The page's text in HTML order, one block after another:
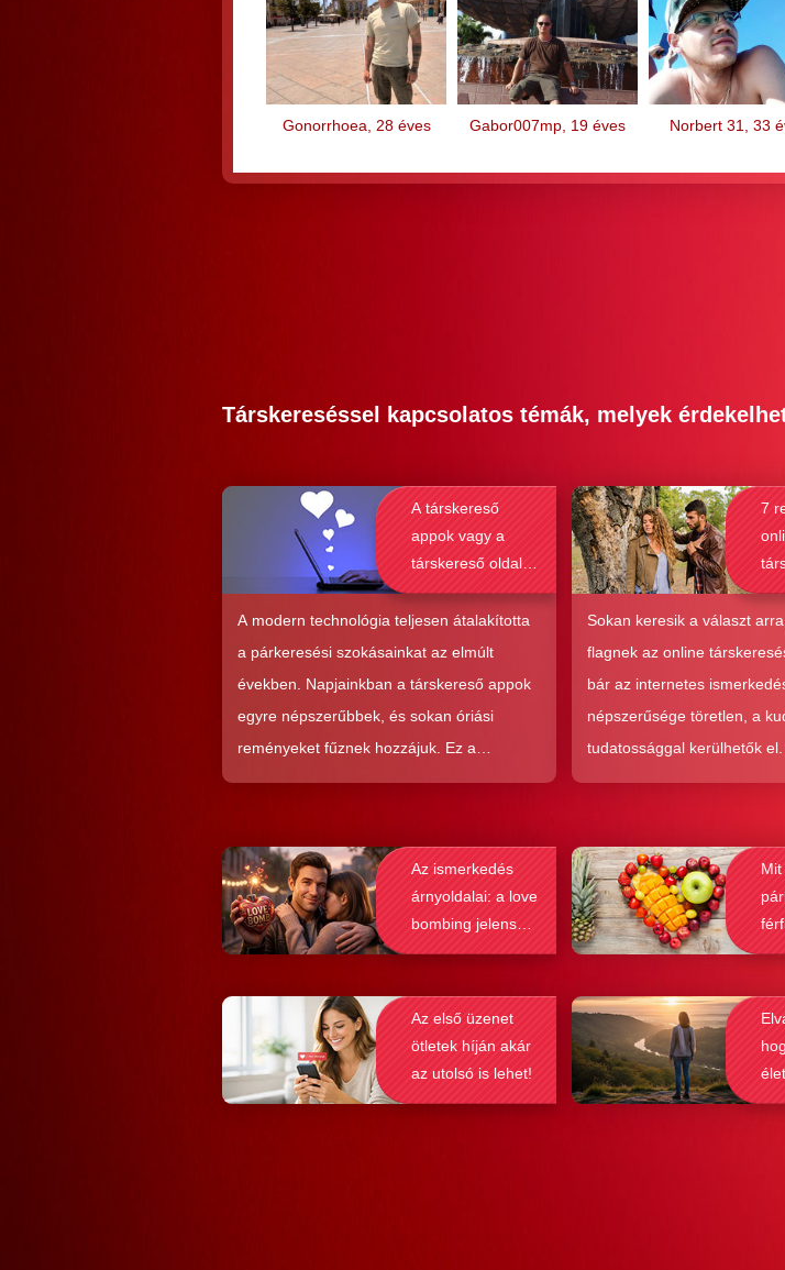
Gonorrhoea, 28 éves Gabor007mp, 19 éves Norbert 31, 33
Társkereséssel kapcsolatos témák, melyek
A társkereső
appok vagy a
társkereső oldalak
alkalmasabbak a
komoly kapcsolat
kialakításához?
A modern technológia teljesen átalakította
a párkeresési szokásainkat az elmúlt
években. Napjainkban a társkereső appok
egyre népszerűbbek, és sokan óriási
reményeket fűznek hozzájuk. Ez a
közkedveltség egyáltalán nem véletlen,
nagyon könnyen és gyorsan lehet sikereket
elérni a flörtölésben. A legfőbb kérdés
azonban az, hogy ezek az alkalmazások
valóban hozzásegítenek-e minket egy
7
Sokan keresik a választ
flagnek az online
bár az internetes
népszerűsége töretlen, a
tudatossággal kerülhetők
ellenére ez a társkeresési
hatékonyság, amit ad,
felülmúlható.
Az ismerkedés
árnyoldalai: a love
bombing jelenség
felismerése
Az első üzenet
ötletek híján akár
az utolsó is lehet!